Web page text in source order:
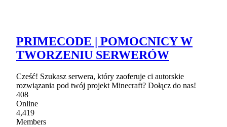
PRIMECODE | POMOCNICY W
TWORZENIU SERWERÓW
Cześć! Szukasz serwera, który zaoferuje ci autorskie
rozwiązania pod twój projekt Minecraft? Dołącz do nas!
408
Online
4,419
Members